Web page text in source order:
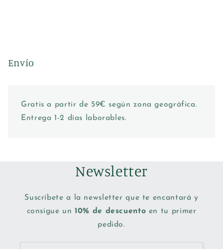
Envío
Gratis a partir de 59€ según zona geográfica.
Entrega 1-2 días laborables.
Newsletter
Suscríbete a la newsletter que te encantará y
consigue un10% de descuento en tu primer
pedido.